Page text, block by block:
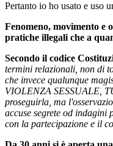
Pertanto io ho usato e uso
Fenomeno, movimento e
pratiche illegali che a
Secondo il codice
termini relazionali, non di
che invece qualunque
VIOLENZA SESSUALE,
proseguirla, ma
accuse segrete od
con la partecipazione e il